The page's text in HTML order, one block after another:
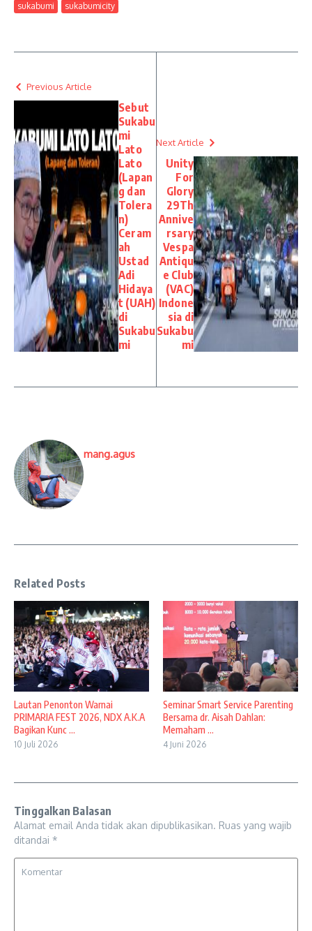
sukabumi
sukabumicity
Previous Article
Sebut
Sukabu
mi
Lato
Lato
(Lapan
g dan
Tolera
n)
Ceram
ah
Ustad
Adi
Hidaya
t (UAH)
di
Sukabu
mi
Next Article
Unity
For
Glory
29Th
Annive
rsary
Vespa
Antiqu
e Club
(VAC)
Indone
sia di
Sukabu
mi
mang.agus
Related Posts
Lautan Penonton Warnai
PRIMARIA FEST 2026, NDX A.K.A
Bagikan Kunc ...
10 Juli 2026
Seminar Smart Service Parenting
Bersama dr. Aisah Dahlan:
Memaham ...
4 Juni 2026
Tinggalkan Balasan
Alamat email Anda tidak akan dipublikasikan. Ruas yang wajib
ditandai *